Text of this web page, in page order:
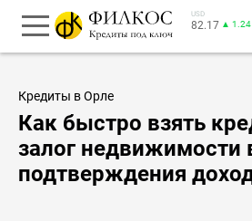
USD
82.17 ▲ 1.24
Кредиты в Орле
Как быстро взять
залог недвижимости
подтверждения